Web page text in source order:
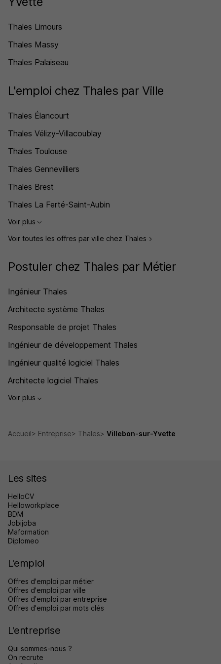
Thales Limours
Thales Massy
Thales Palaiseau
L'emploi chez Thales par Ville
Thales Élancourt
Thales Vélizy-Villacoublay
Thales Toulouse
Thales Gennevilliers
Thales Brest
Thales La Ferté-Saint-Aubin
Voir plus
Voir toutes les offres par ville chez Thales
Postuler chez Thales par Métier
Ingénieur Thales
Architecte système Thales
Responsable de projet Thales
Ingénieur de développement Thales
Ingénieur qualité logiciel Thales
Architecte logiciel Thales
Voir plus
Accueil Entreprise Thales Villebon-sur-Yvette
Les sites
HelloCV
Helloworkplace
BDM
Jobijoba
Maformation
Diplomeo
L'emploi
Offres d'emploi par métier
Offres d'emploi par ville
Offres d'emploi par entreprise
Offres d'emploi par mots clés
L'entreprise
Qui sommes-nous ?
On recrute